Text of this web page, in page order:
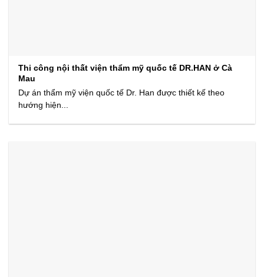
Thi công nội thất viện thẩm mỹ quốc tế DR.HAN ở Cà
Mau
Dự án thẩm mỹ viện quốc tế Dr. Han được thiết kế theo
hướng hiện...